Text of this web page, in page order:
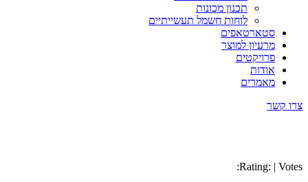
תכנון מכונות
לוחות חשמל תעשייתיים
סטארטאפים
מרעיון למוצר
פרויקטים
אודות
מאמרים
צרו קשר
Rating: | Votes: